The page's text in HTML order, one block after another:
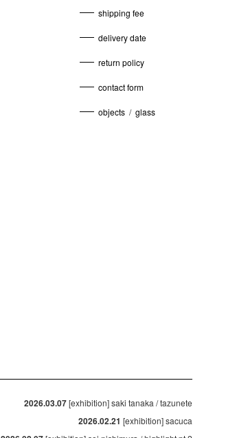
shipping fee
delivery date
return policy
contact form
objects / glass
2026.03.07[exhibition] saki tanaka / tazunete
2026.02.21 [exhibition] sacuca